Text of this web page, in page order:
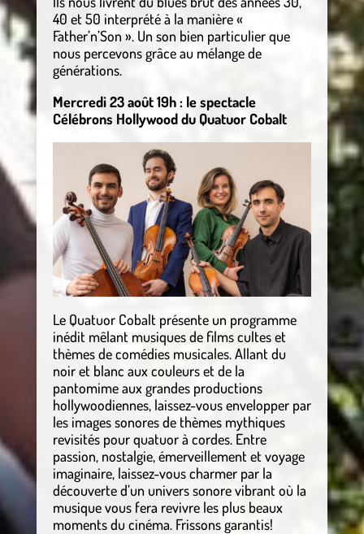
40 et 50 interprété à la manière «
Father’n’Son ». Un son bien particulier que
nous percevons grâce au mélange de
générations.
Mercredi 23 août 19h : le spectacle
Célébrons Hollywood du Quatuor Cobalt
Le Quatuor Cobalt présente un programme
inédit mêlant musiques de films cultes et
thèmes de comédies musicales. Allant du
noir et blanc aux couleurs et de la
pantomime aux grandes productions
hollywoodiennes, laissez-vous envelopper par
les images sonores de thèmes mythiques
revisités pour quatuor à cordes. Entre
passion, nostalgie, émerveillement et voyage
imaginaire, laissez-vous charmer par la
découverte d’un univers sonore vibrant où la
musique vous fera revivre les plus beaux
moments du cinéma. Frissons garantis!